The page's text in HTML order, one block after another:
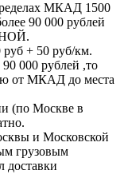
МКАД 1500
90 000 рублей
+ 50 руб/км.
90 000 рублей ,то
от МКАД до места
(по Москве в
и Московской
грузовым
доставки